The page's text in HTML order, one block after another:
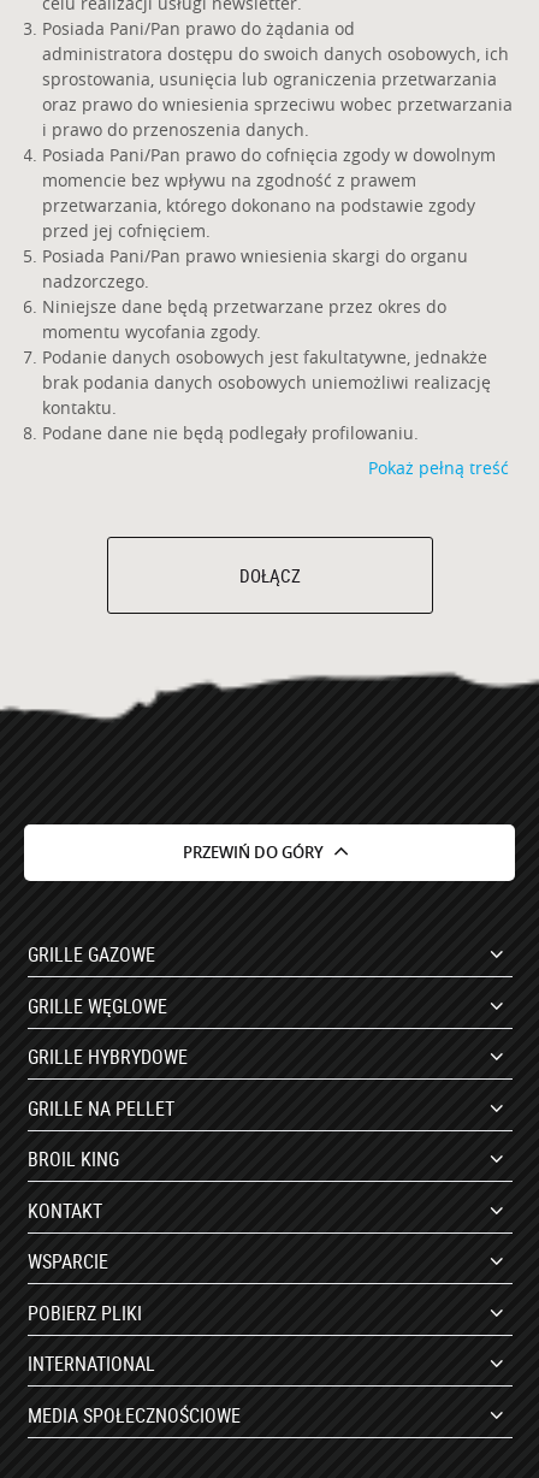
Posiada Pani/Pan prawo do żądania od
administratora dostępu do swoich danych osobowych, ich
sprostowania, usunięcia lub ograniczenia przetwarzania
oraz prawo do wniesienia sprzeciwu wobec przetwarzania
i prawo do przenoszenia danych.
Posiada Pani/Pan prawo do cofnięcia zgody w dowolnym
momencie bez wpływu na zgodność z prawem
przetwarzania, którego dokonano na podstawie zgody
przed jej cofnięciem.
Posiada Pani/Pan prawo wniesienia skargi do organu
nadzorczego.
Niniejsze dane będą przetwarzane przez okres do
momentu wycofania zgody.
Podanie danych osobowych jest fakultatywne, jednakże
brak podania danych osobowych uniemożliwi realizację
kontaktu.
Podane dane nie będą podlegały profilowaniu.
Pokaż pełną treść
DOŁĄCZ
PRZEWIŃ DO GÓRY
GRILLE GAZOWE
GRILLE WĘGLOWE
GRILLE HYBRYDOWE
GRILLE NA PELLET
BROIL KING
KONTAKT
WSPARCIE
POBIERZ PLIKI
INTERNATIONAL
MEDIA SPOŁECZNOŚCIOWE